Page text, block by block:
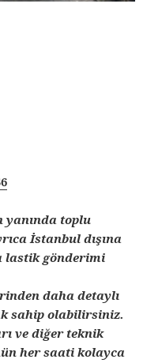
yanında toplu
İstanbul dışına
lastik gönderimi
daha detaylı
sahip olabilirsiniz.
ve diğer teknik
her saati kolayca